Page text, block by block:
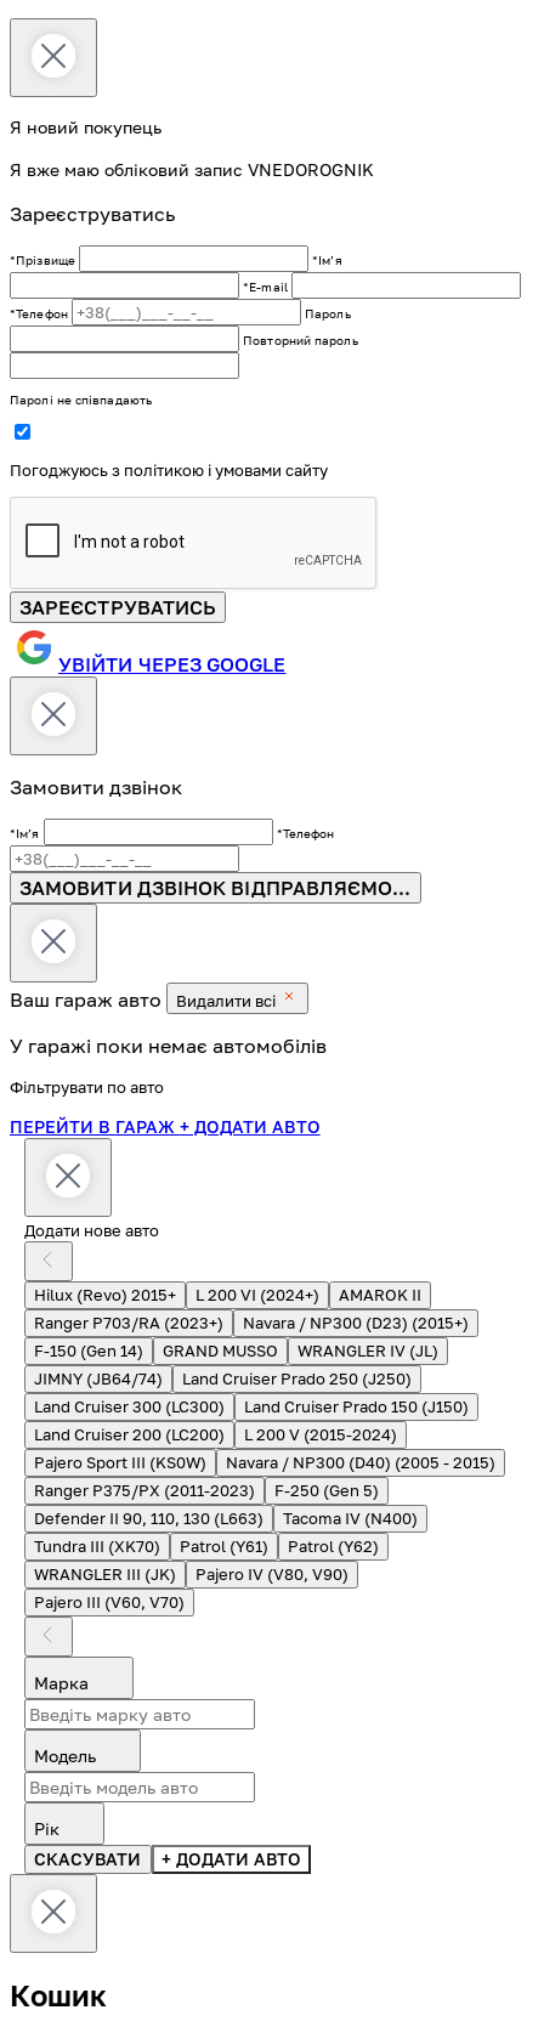
Я новий покупець
Я вже маю обліковий запис VNEDOROGNIK
Зареєструватись
*Прізвище
*Імʼя
*E-mail
*Телефон
Пароль
Повторний пароль
Паролі не співпадають
Погоджуюсь з політикою і умовами сайту
ЗАРЕЄСТРУВАТИСЬ
УВІЙТИ ЧЕРЕЗ GOOGLE
Замовити дзвінок
*Імʼя *Телефон
ЗАМОВИТИ ДЗВІНОК ВІДПРАВЛЯЄМО...
Ваш гараж авто Видалити всі
У гаражі поки немає автомобілів
Фільтрувати по авто
ПЕРЕЙТИ В ГАРАЖ + ДОДАТИ АВТО
Додати нове авто
Hilux (Revo) 2015+ L 200 VI (2024+)
AMAROK II
Ranger P703/RA (2023+)
Navara / NP300 (D23) (2015+)
F-150 (Gen 14)
GRAND MUSSO
WRANGLER IV (JL)
JIMNY (JB64/74)
Land Cruiser Prado 250 (J250)
Land Cruiser 300 (LC300)
Land Cruiser Prado 150 (J150)
Land Cruiser 200 (LC200)
L 200 V (2015-2024)
Pajero Sport III (KS0W)
Navara / NP300 (D40) (2005 - 2015)
Ranger P375/PX (2011-2023)
F-250 (Gen 5)
Defender II 90, 110, 130 (L663)
Tacoma IV (N400)
Tundra III (XK70)
Patrol (Y61)
Patrol (Y62)
WRANGLER III (JK)
Pajero IV (V80, V90)
Pajero III (V60, V70)
Марка
Модель
Рік
СКАСУВАТИ
+ ДОДАТИ АВТО
Кошик